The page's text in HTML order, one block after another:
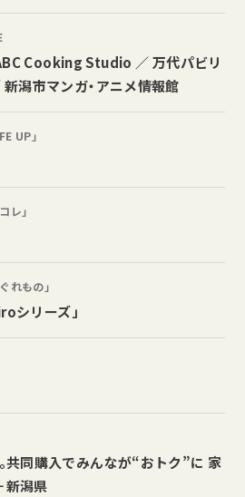
Cooking Studio ／ 万代パビリ
潟市マンガ・アニメ情報館
UP」
レ」
れもの」
シリーズ」
共同購入でみんなが“おトク”に 家
新潟県